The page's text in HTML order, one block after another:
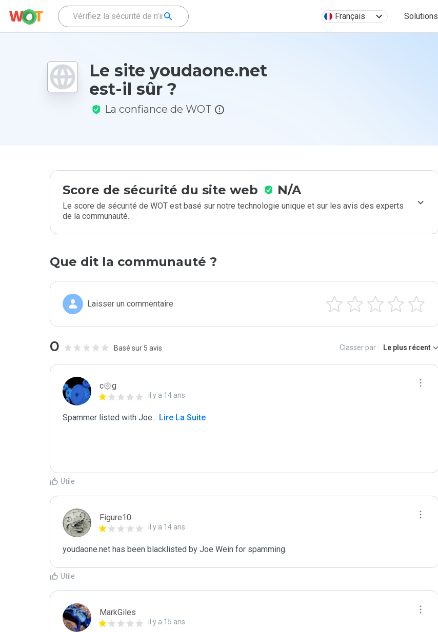
Français Solutions
Le site youdaone.net
est-il sûr ?
La confiance de WOT
Score de sécurité du site web N/A
Le score de sécurité de WOT est basé sur notre technologie unique et sur les avis des experts
de la communauté.
Que dit la communauté ?
Laisser un commentaire
0 Basé sur 5 avis Classer par : Le plus récent
c۞g
il y a 14 ans
Spammer listed with Joe... Lire La Suite
Utile
Figure10
il y a 14 ans
youdaone.net has been blacklisted by Joe Wein for spamming.
Utile
MarkGiles
il y a 15 ans